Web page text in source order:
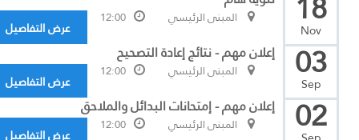
Nov
المبنى الرئيسي 12:00
عرض التفاصيل
03
Sep
إعلان مهم - نتائج إعادة التصحيح
المبنى الرئيسي 12:00
عرض التفاصيل
02 إعلان مهم - إمتحانات البدائل والملاحق
المبنى الرئيسي 12:00
عرض التفاصيل